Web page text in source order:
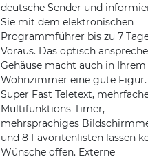
deutsche Sender und
Sie mit dem elektronischen
Programmführer bis zu 7
Voraus. Das optisch
Gehäuse macht auch in Ihrem
Wohnzimmer eine gute Figur.
Super Fast Teletext,
Multifunktions-Timer,
mehrsprachiges
und 8 Favoritenlisten lassen
Wünsche offen. Externe